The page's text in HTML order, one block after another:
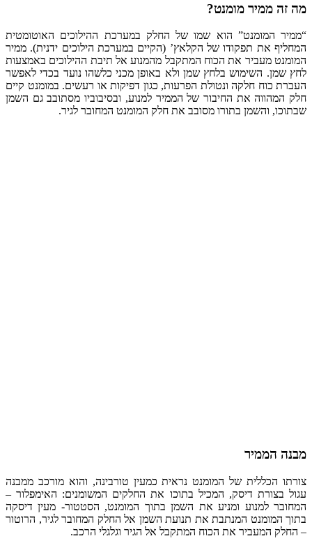
מה זה ממיר מומנט?
“ממיר המומנט” הוא שמו של החלק במערכת ההילוכים האוטומטית
המחליף את תפקודו של הקלאץ’ (הקיים במערכת הילוכים ידנית). ממיר
המומנט מעביר את הכוח המתקבל מהמנוע אל תיבת ההילוכים באמצעות
לחץ שמן. השימוש בלחץ שמן ולא באופן מכני כלשהו נועד בכדי לאפשר
העברת כוח חלקה ונטולת הפרעות, כגון דפיקות או רעשים. במומנט קיים
חלק המהווה את החיבור של הממיר למנוע, ובסיבוביו מסתובב גם השמן
שבתוכו, והשמן בתורו מסובב את חלק המומנט המחובר לגיר.
מבנה הממיר
צורתו הכללית של המומנט נראית כמעין טורבינה, והוא מורכב ממבנה
עגול בצורת דיסק, המכיל בתוכו את החלקים המשומנים: האימפלור –
המחובר למנוע ומניע את השמן בתוך המומנט, הסטטור- מעין דיסקה
בתוך המומנט המנתבת את תנועת השמן אל החלק המחובר לגיר, הרוטור
– החלק המעביר את הכוח המתקבל אל הגיר וגלגלי הרכב.